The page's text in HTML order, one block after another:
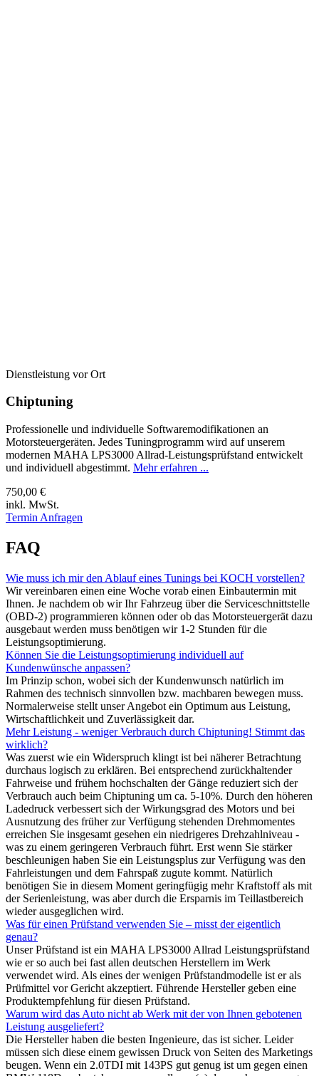
Dienstleistung vor Ort
Chiptuning
Professionelle und individuelle Softwaremodifikationen an
Motorsteuergeräten. Jedes Tuningprogramm wird auf unserem
modernen MAHA LPS3000 Allrad-Leistungsprüfstand entwickelt
und individuell abgestimmt. Mehr erfahren ...
750,00 €
inkl. MwSt.
Termin Anfragen
FAQ
Wie muss ich mir den Ablauf eines Tunings bei KOCH vorstellen?
Wir vereinbaren einen eine Woche vorab einen Einbautermin mit
Ihnen. Je nachdem ob wir Ihr Fahrzeug über die Serviceschnittstelle
(OBD-2) programmieren können oder ob das Motorsteuergerät dazu
ausgebaut werden muss benötigen wir 1-2 Stunden für die
Leistungsoptimierung.
Können Sie die Leistungsoptimierung individuell auf
Kundenwünsche anpassen?
Im Prinzip schon, wobei sich der Kundenwunsch natürlich im
Rahmen des technisch sinnvollen bzw. machbaren bewegen muss.
Normalerweise stellt unser Angebot ein Optimum aus Leistung,
Wirtschaftlichkeit und Zuverlässigkeit dar.
Mehr Leistung - weniger Verbrauch durch Chiptuning! Stimmt das
wirklich?
Was zuerst wie ein Widerspruch klingt ist bei näherer Betrachtung
durchaus logisch zu erklären. Bei entsprechend zurückhaltender
Fahrweise und frühem hochschalten der Gänge reduziert sich der
Verbrauch auch beim Chiptuning um ca. 5-10%. Durch den höheren
Ladedruck verbessert sich der Wirkungsgrad des Motors und bei
Ausnutzung des früher zur Verfügung stehenden Drehmomentes
erreichen Sie insgesamt gesehen ein niedrigeres Drehzahlniveau -
was zu einem geringeren Verbrauch führt. Erst wenn Sie stärker
beschleunigen haben Sie ein Leistungsplus zur Verfügung was den
Fahrleistungen und dem Fahrspaß zugute kommt. Natürlich
benötigen Sie in diesem Moment geringfügig mehr Kraftstoff als mit
der Serienleistung, was aber durch die Ersparnis im Teillastbereich
wieder ausgeglichen wird.
Was für einen Prüfstand verwenden Sie – misst der eigentlich
genau?
Unser Prüfstand ist ein MAHA LPS3000 Allrad Leistungsprüfstand
wie er so auch bei fast allen deutschen Herstellern im Werk
verwendet wird. Als eines der wenigen Prüfstandmodelle ist er als
Prüfmittel vor Gericht akzeptiert. Führende Hersteller geben eine
Produktempfehlung für diesen Prüfstand.
Warum wird das Auto nicht ab Werk mit der von Ihnen gebotenen
Leistung ausgeliefert?
Die Hersteller haben die besten Ingenieure, das ist sicher. Leider
müssen sich diese einem gewissen Druck von Seiten des Marketings
beugen. Wenn ein 2.0TDI mit 143PS gut genug ist um gegen einen